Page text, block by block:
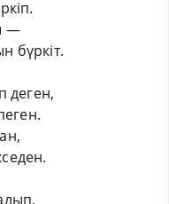
—
бүркіт.
деген,